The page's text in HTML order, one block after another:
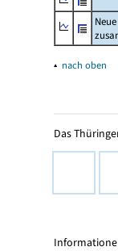
▴ nach oben
Das